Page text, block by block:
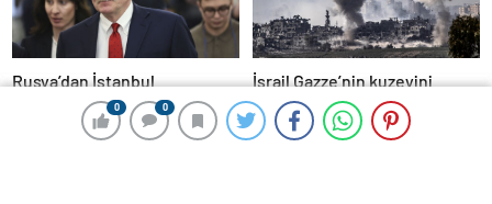
0 0
0 0
Rusya’dan İstanbul
görüşmelerine ilişkin
İsrail Gazze’nin kuzeyini
vurdu: 4 Filistinli öldü